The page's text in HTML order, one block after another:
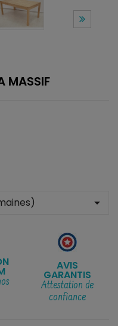
MASSIF
arrow_drop_down
AVIS
GARANTIS
Attestation de
confiance